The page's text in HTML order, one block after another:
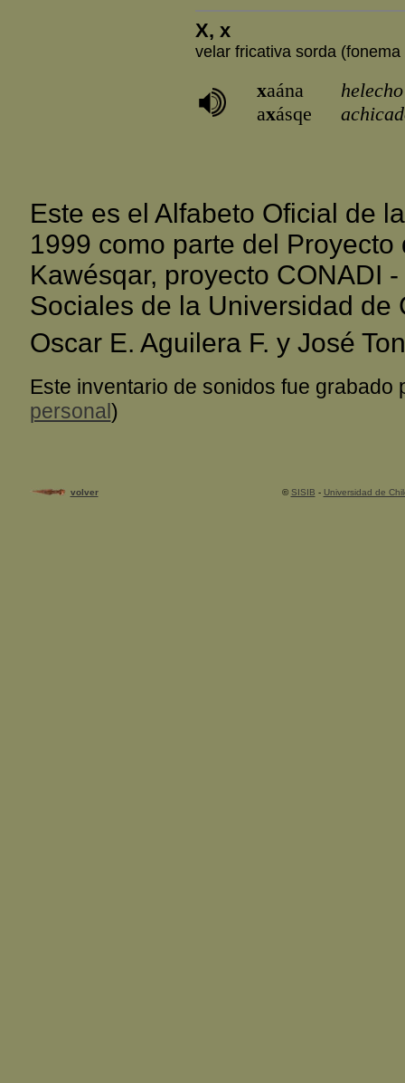
X, x
velar fricativa sorda (fonema
xaána
axásqe
helecho
Este es el Alfabeto Oficial de
1999 como parte del
Kawésqar, proyecto CONADI
Sociales de la Universidad
Oscar E. Aguilera F. y José
Este inventario de sonidos fue grabado
personal)
volver ©SISIB - Universidad de